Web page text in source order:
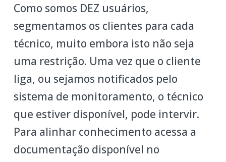
Como somos DEZ usuários,
segmentamos os clientes para cada
técnico, muito embora isto não seja
uma restrição. Uma vez que o cliente
liga, ou sejamos notificados pelo
sistema de monitoramento, o técnico
que estiver disponível, pode intervir.
Para alinhar conhecimento acessa a
documentação disponível no